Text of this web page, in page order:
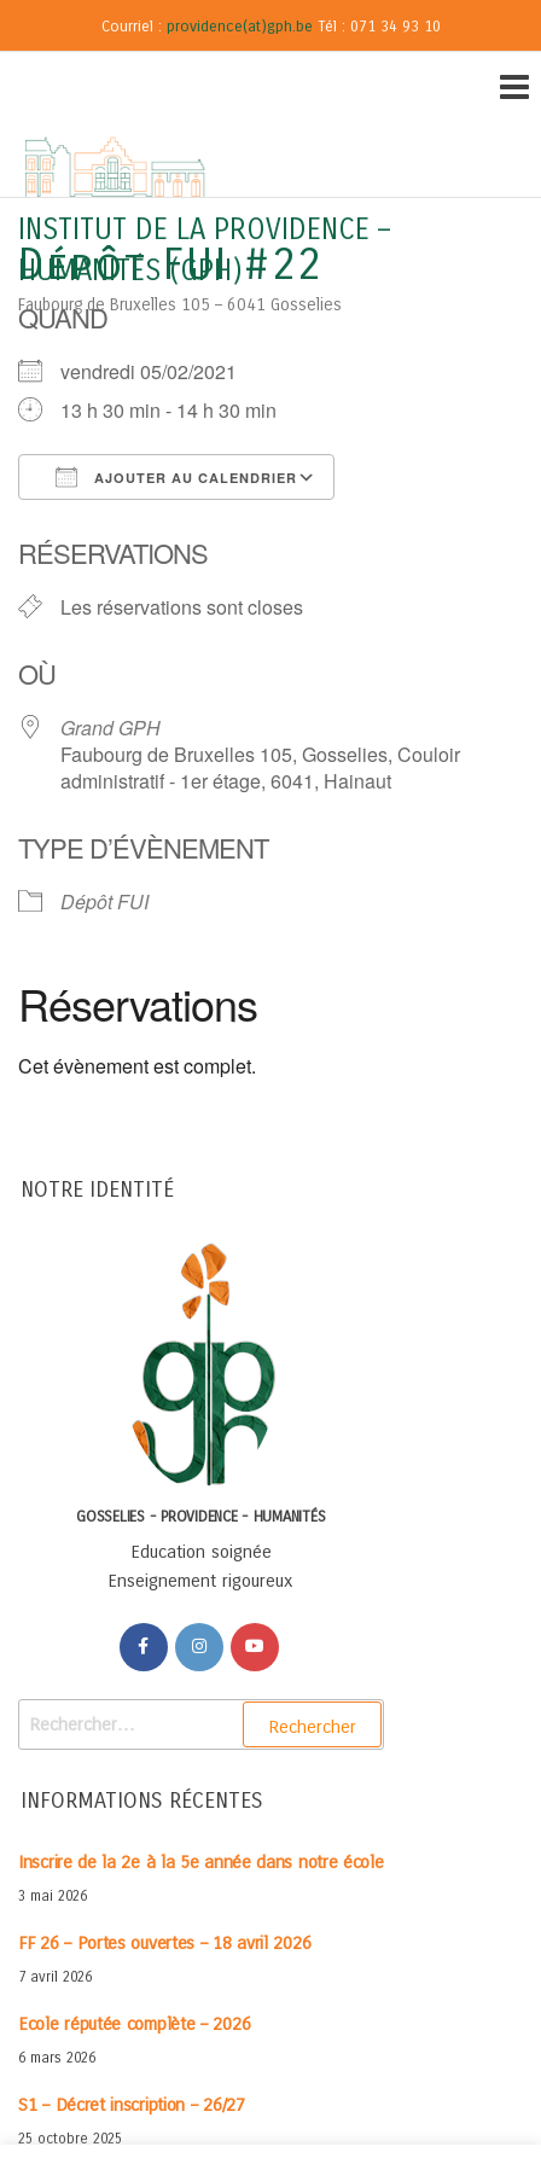
Courriel : providence(at)gph.be Tél : 071 34 93 10
INSTITUT DE LA PROVIDENCE –
HUMANITÉS (GPH)
Faubourg de Bruxelles 105 – 6041 Gosselies
Dépôt FUI #22
QUAND
vendredi 05/02/2021
13 h 30 min - 14 h 30 min
AJOUTER AU CALENDRIER
RÉSERVATIONS
Les réservations sont closes
OÙ
Grand GPH
Faubourg de Bruxelles 105, Gosselies, Couloir
administratif - 1er étage, 6041, Hainaut
TYPE D’ÉVÈNEMENT
Dépôt FUI
Réservations
Cet évènement est complet.
NOTRE IDENTITÉ
GOSSELIES - PROVIDENCE - HUMANITÉS
Education soignée
Enseignement rigoureux
INFORMATIONS RÉCENTES
Inscrire de la 2e à la 5e année dans notre école
3 mai 2026
FF 26 – Portes ouvertes – 18 avril 2026
7 avril 2026
Ecole réputée complète – 2026
6 mars 2026
S1 – Décret inscription – 26/27
25 octobre 2025